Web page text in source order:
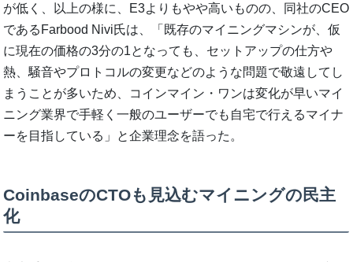
が低く、以上の様に、E3よりもやや高いものの、同社のCEO
であるFarbood Nivi氏は、「既存のマイニングマシンが、仮
に現在の価格の3分の1となっても、セットアップの仕方や
熱、騒音やプロトコルの変更などのような問題で敬遠してし
まうことが多いため、コインマイン・ワンは変化が早いマイ
ニング業界で手軽く一般のユーザーでも自宅で行えるマイナ
ーを目指している」と企業理念を語った。
CoinbaseのCTOも見込むマイニングの民主
化